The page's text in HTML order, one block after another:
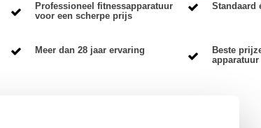
Professioneel fitnessapparatuur
voor een scherpe prijs
Standaard
Meer dan 28 jaar ervaring
Beste
apparatuur